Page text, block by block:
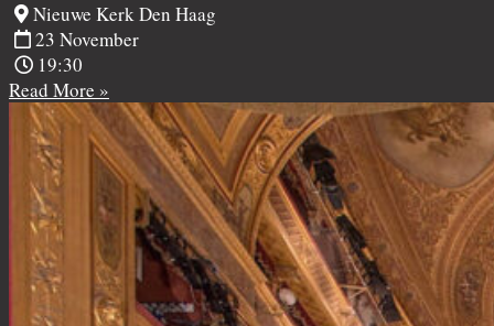
Nieuwe Kerk Den Haag
23 November
19:30
Read More »